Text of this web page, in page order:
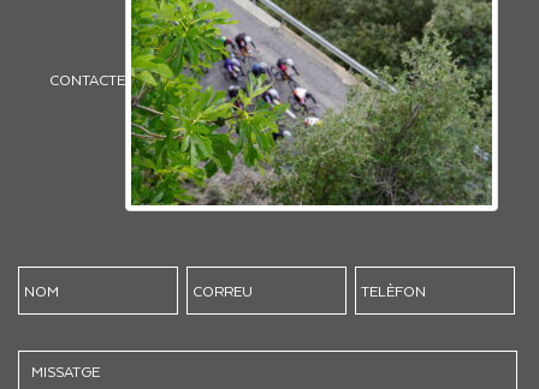
CONTACTE